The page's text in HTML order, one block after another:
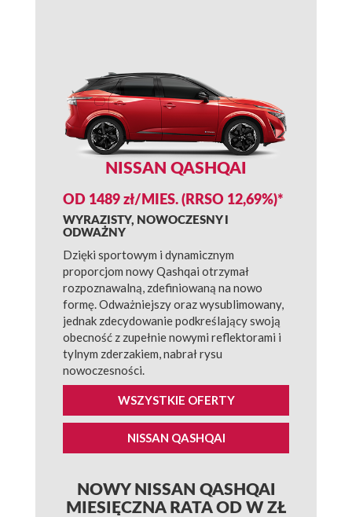
NISSAN QASHQAI
OD 1489 zł/MIES. (RRSO 12,69%)*
WYRAZISTY, NOWOCZESNY I
ODWAŻNY
Dzięki sportowym i dynamicznym
proporcjom nowy Qashqai otrzymał
rozpoznawalną, zdefiniowaną na nowo
formę. Odważniejszy oraz wysublimowany,
jednak zdecydowanie podkreślający swoją
obecność z zupełnie nowymi reflektorami i
tylnym zderzakiem, nabrał rysu
nowoczesności.
WSZYSTKIE OFERTY
NISSAN QASHQAI
NOWY NISSAN QASHQAI
MIESIĘCZNA RATA OD W ZŁ